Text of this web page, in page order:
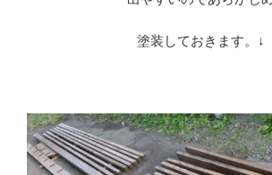
塗装しておきます。↓